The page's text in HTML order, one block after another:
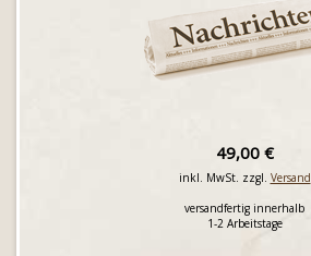
49,00 €
inkl. MwSt. zzgl. Versand
versandfertig innerhalb
1-2 Arbeitstage